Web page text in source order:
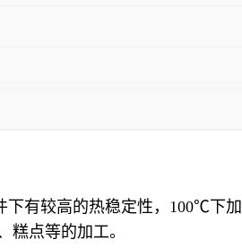
下有较高的热稳定性，100℃下
点等的加工。